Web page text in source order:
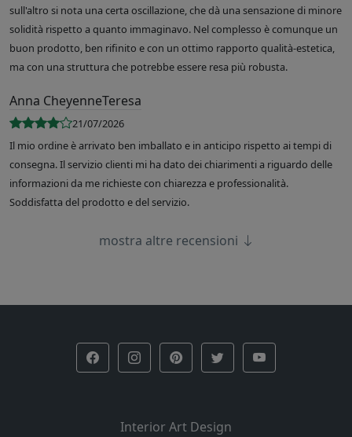
sull'altro si nota una certa oscillazione, che dà una sensazione di minore
solidità rispetto a quanto immaginavo. Nel complesso è comunque un
buon prodotto, ben rifinito e con un ottimo rapporto qualità-estetica,
ma con una struttura che potrebbe essere resa più robusta.
Anna CheyenneTeresa
21/07/2026
Il mio ordine è arrivato ben imballato e in anticipo rispetto ai tempi di
consegna. Il servizio clienti mi ha dato dei chiarimenti a riguardo delle
informazioni da me richieste con chiarezza e professionalità.
Soddisfatta del prodotto e del servizio.
mostra altre recensioni
Interior Art Design